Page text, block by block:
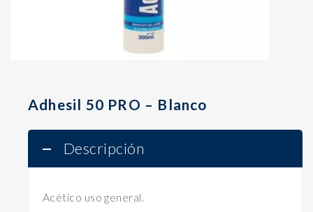
Adhesil 50 PRO – Blanco
Descripción
Acético uso general.